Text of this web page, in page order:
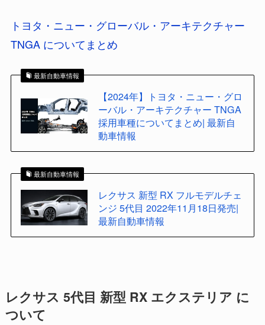
トヨタ・ニュー・グローバル・アーキテクチャー
TNGA についてまとめ
最新自動車情報
【2024年】トヨタ・ニュー・グロ
ーバル・アーキテクチャー TNGA
採用車種についてまとめ| 最新自
動車情報
最新自動車情報
レクサス 新型 RX フルモデルチェ
ンジ 5代目 2022年11月18日発売|
最新自動車情報
レクサス 5代目 新型 RX エクステリア に
ついて